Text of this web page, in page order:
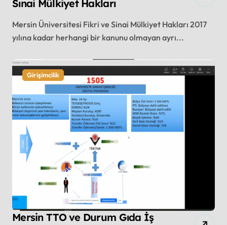
Sınai Mülkiyet Hakları
Mersin Üniversitesi Fikri ve Sinai Mülkiyet Hakları 2017
yılına kadar herhangi bir kanunu olmayan ayrı...
Girişimcilik
Mersin TTO ve Durum Gıda İş